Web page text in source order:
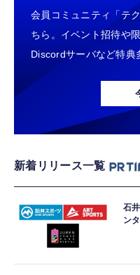
会員コミュニティ「テ
ちら。イベント招待や
Discordサーバなど特典
新着リリース一覧
石
ン